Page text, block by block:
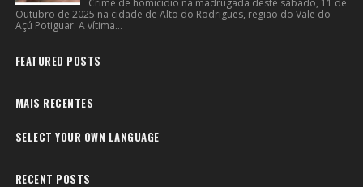
Crime de homicídio na madrugada deste sábado, 11 de
Outubro de 2025 na cidade de Alto do Rodrigues, regiao do Vale do
Açú Potiguar. A vítima...
FEATURED POSTS
MAIS RECENTES
SELECT YOUR OWN LANGUAGE
RECENT POSTS